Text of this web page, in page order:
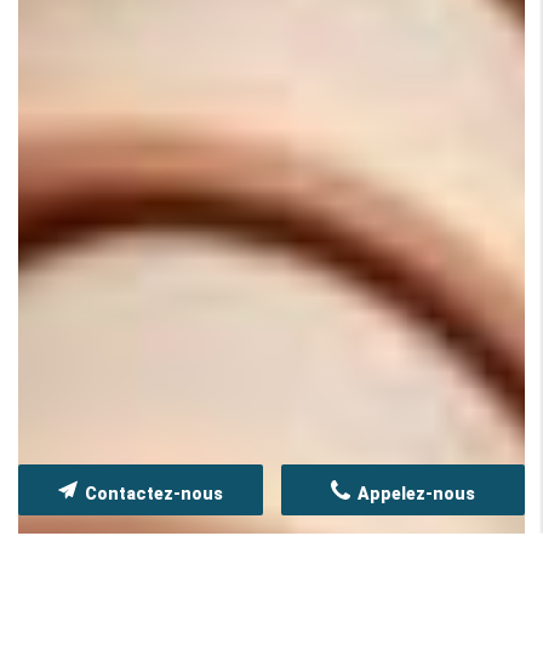
Appelez-nous
Contactez-nous